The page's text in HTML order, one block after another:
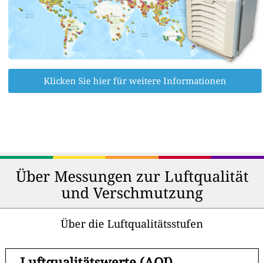
Klicken Sie hier für weitere Informationen
Über Messungen zur Luftqualität
und Verschmutzung
Über die Luftqualitätsstufen